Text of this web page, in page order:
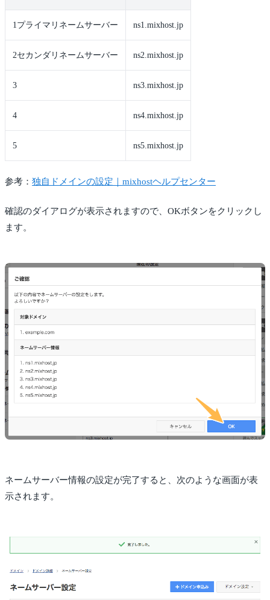
1プライマリネームサーバー ns1.mixhost.jp
2セカンダリネームサーバー ns2.mixhost.jp
3 ns3.mixhost.jp
4 ns4.mixhost.jp
5 ns5.mixhost.jp
参考： 独自ドメインの設定｜mixhostヘルプセンター
確認のダイアログが表示されますので、OKボタンをクリックし
ます。
ネームサーバー情報の設定が完了すると、次のような画面が表
示されます。